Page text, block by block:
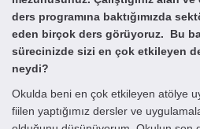
ders programına baktığımızda
eden birçok ders görüyoruz. Bu
sürecinizde sizi en çok etkileyen
neydi?
Okulda beni en çok etkileyen atölye
fiilen yaptığımız dersler ve